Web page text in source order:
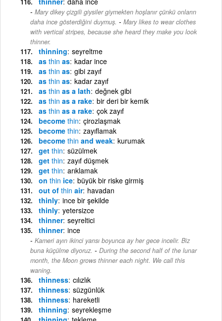
Mary dikey çizgili giysiler giymekten hoşlanır çünkü onların
daha ince gösterdiğini duymuş. - Mary likes to wear clothes
with vertical stripes, because she heard they make you look
thinner.
thinning seyreltme
as thin as kadar ince
as thin as gibi zayıf
as thin as kadar zayıf
as thin as a lath değnek gibi
as thin as a rake bir deri bir kemik
as thin as a rake çok zayıf
become thin çirozlaşmak
become thin zayıflamak
become thin and weak kurumak
get thin süzülmek
get thin zayıf düşmek
get thin arıklamak
on thin ice büyük bir riske girmiş
out of thin air havadan
thinly ince bir şekilde
thinly yetersizce
thinner seyreltici
thinner ince
Kameri ayın ikinci yarısı boyunca ay her gece incelir. Biz
buna küçülme diyoruz. - During the second half of the lunar
month, the Moon grows thinner each night. We call this
waning.
thinness cılızlık
thinness süzgünlük
thinness hareketli
thinning seyrekleşme